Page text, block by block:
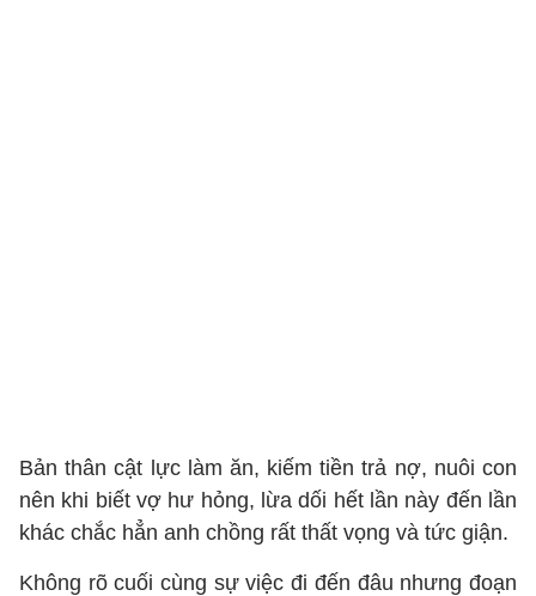
Bản thân cật lực làm ăn, kiếm tiền trả nợ, nuôi con
nên khi biết vợ hư hỏng, lừa dối hết lần này đến lần
khác chắc hẳn anh chồng rất thất vọng và tức giận.
Không rõ cuối cùng sự việc đi đến đâu nhưng đoạn